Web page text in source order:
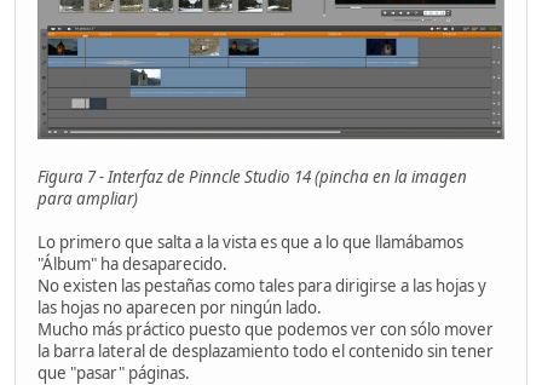
Figura 7 - Interfaz de Pinncle Studio 14 (pincha en la imagen
para ampliar)
Lo primero que salta a la vista es que a lo que llamábamos
"Álbum" ha desaparecido.
No existen las pestañas como tales para dirigirse a las hojas y
las hojas no aparecen por ningún lado.
Mucho más práctico puesto que podemos ver con sólo mover
la barra lateral de desplazamiento todo el contenido sin tener
que "pasar" páginas.